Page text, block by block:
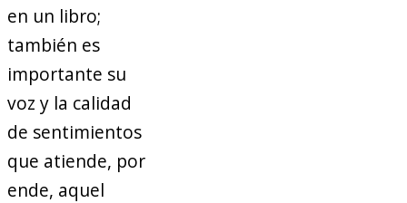
en un libro;
también es
importante su
voz y la calidad
de sentimientos
que atiende, por
ende, aquel